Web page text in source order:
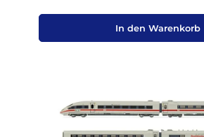
In den Warenkorb